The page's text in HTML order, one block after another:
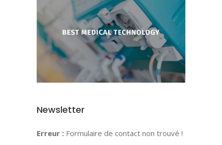
Newsletter
Erreur : Formulaire de contact non trouvé !